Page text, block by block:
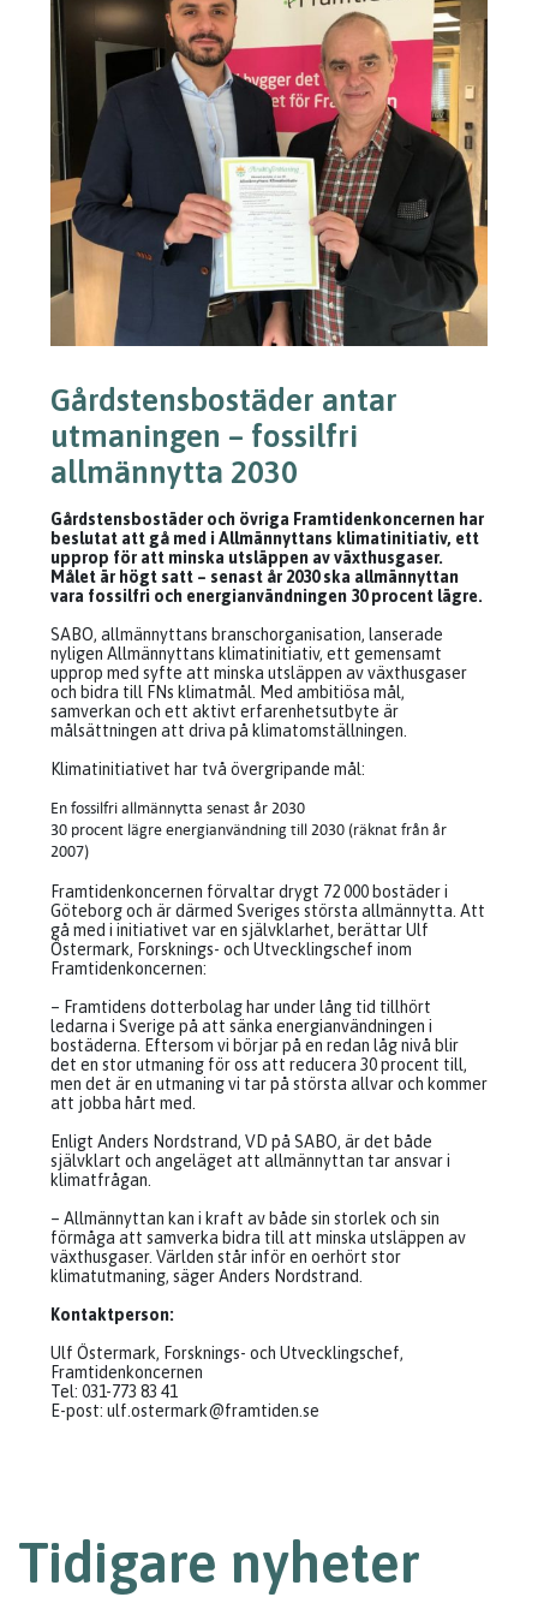
Gårdstensbostäder antar
utmaningen – fossilfri
allmännytta 2030
Gårdstensbostäder och övriga Framtidenkoncernen har
beslutat att gå med i Allmännyttans klimatinitiativ, ett
upprop för att minska utsläppen av växthusgaser.
Målet är högt satt – senast år 2030 ska allmännyttan
vara fossilfri och energianvändningen 30 procent lägre.
SABO, allmännyttans branschorganisation, lanserade
nyligen Allmännyttans klimatinitiativ, ett gemensamt
upprop med syfte att minska utsläppen av växthusgaser
och bidra till FNs klimatmål. Med ambitiösa mål,
samverkan och ett aktivt erfarenhetsutbyte är
målsättningen att driva på klimatomställningen.
Klimatinitiativet har två övergripande mål:
En fossilfri allmännytta senast år 2030
30 procent lägre energianvändning till 2030 (räknat från år
2007)
Framtidenkoncernen förvaltar drygt 72 000 bostäder i
Göteborg och är därmed Sveriges största allmännytta. Att
gå med i initiativet var en självklarhet, berättar Ulf
Östermark, Forsknings- och Utvecklingschef inom
Framtidenkoncernen:
– Framtidens dotterbolag har under lång tid tillhört
ledarna i Sverige på att sänka energianvändningen i
bostäderna. Eftersom vi börjar på en redan låg nivå blir
det en stor utmaning för oss att reducera 30 procent till,
men det är en utmaning vi tar på största allvar och kommer
att jobba hårt med.
Enligt Anders Nordstrand, VD på SABO, är det både
självklart och angeläget att allmännyttan tar ansvar i
klimatfrågan.
– Allmännyttan kan i kraft av både sin storlek och sin
förmåga att samverka bidra till att minska utsläppen av
växthusgaser. Världen står inför en oerhört stor
klimatutmaning, säger Anders Nordstrand.
Kontaktperson:
Ulf Östermark, Forsknings- och Utvecklingschef,
Framtidenkoncernen
Tel: 031-773 83 41
E-post: ulf.ostermark@framtiden.se
Tidigare nyheter